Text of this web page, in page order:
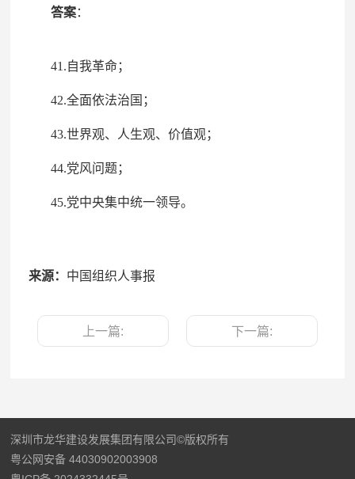
答案：
41.自我革命；
42.全面依法治国；
43.世界观、人生观、价值观；
44.党风问题；
45.党中央集中统一领导。
来源： 中国组织人事报
上一篇: 下一篇:
深圳市龙华建设发展集团有限公司©版权所有
粤公网安备 44030902003908